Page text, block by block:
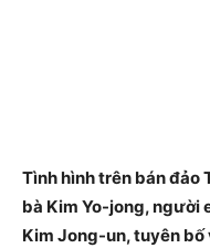
Tình hình trên bán đảo
bà Kim Yo-jong, người
Kim Jong-un, tuyên